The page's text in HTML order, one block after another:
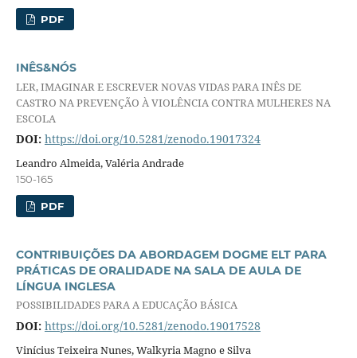
PDF
INÊS&NÓS
LER, IMAGINAR E ESCREVER NOVAS VIDAS PARA INÊS DE
CASTRO NA PREVENÇÃO À VIOLÊNCIA CONTRA MULHERES NA
ESCOLA
DOI: https://doi.org/10.5281/zenodo.19017324
Leandro Almeida, Valéria Andrade
150-165
PDF
CONTRIBUIÇÕES DA ABORDAGEM DOGME ELT PARA
PRÁTICAS DE ORALIDADE NA SALA DE AULA DE
LÍNGUA INGLESA
POSSIBILIDADES PARA A EDUCAÇÃO BÁSICA
DOI: https://doi.org/10.5281/zenodo.19017528
Vinícius Teixeira Nunes, Walkyria Magno e Silva